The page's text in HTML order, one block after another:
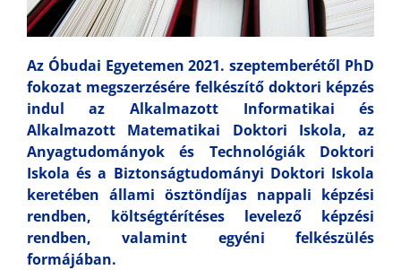
Az Óbudai Egyetemen 2021. szeptemberétől PhD
fokozat megszerzésére felkészítő doktori képzés
indul az Alkalmazott Informatikai és
Alkalmazott Matematikai Doktori Iskola, az
Anyagtudományok és Technológiák Doktori
Iskola és a Biztonságtudományi Doktori Iskola
keretében állami ösztöndíjas nappali képzési
rendben, költségtérítéses levelező képzési
rendben, valamint egyéni felkészülés
formájában.